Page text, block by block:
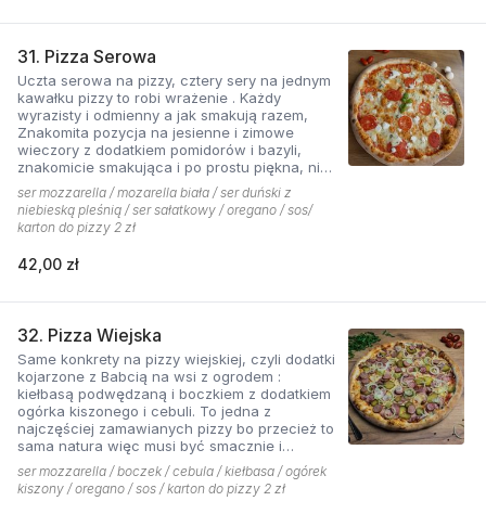
31. Pizza Serowa
Uczta serowa na pizzy, cztery sery na jednym
kawałku pizzy to robi wrażenie . Każdy
wyrazisty i odmienny a jak smakują razem,
Znakomita pozycja na jesienne i zimowe
wieczory z dodatkiem pomidorów i bazyli,
znakomicie smakująca i po prostu piękna, nie
sposób się oprzeć pokusie .
ser mozzarella / mozarella biała / ser duński z
niebieską pleśnią / ser sałatkowy / oregano / sos/
karton do pizzy 2 zł
42,00 zł
32. Pizza Wiejska
Same konkrety na pizzy wiejskiej, czyli dodatki
kojarzone z Babcią na wsi z ogrodem :
kiełbasą podwędzaną i boczkiem z dodatkiem
ogórka kiszonego i cebuli. To jedna z
najczęściej zamawianych pizzy bo przecież to
sama natura więc musi być smacznie i
naturalne . Najlepsza jest z sosem ostrym
pomidorowym!
ser mozzarella / boczek / cebula / kiełbasa / ogórek
kiszony / oregano / sos / karton do pizzy 2 zł